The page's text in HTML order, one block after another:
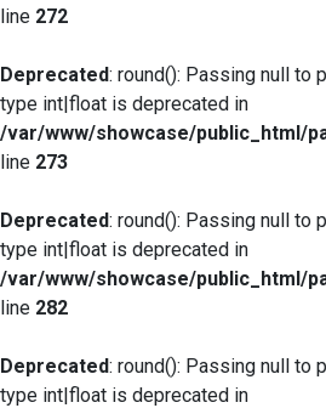
line 272
Deprecated: round(): Passing null to
type int|float is deprecated in
/var/www/showcase/public_html/
line 273
Deprecated: round(): Passing null to
type int|float is deprecated in
/var/www/showcase/public_html/
line 282
Deprecated: round(): Passing null to
type int|float is deprecated in